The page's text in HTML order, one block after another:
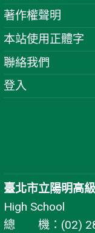
著作權聲明
本站使用正體字
聯絡我們
登入
臺北市立陽明高
High School
總 機：(02)